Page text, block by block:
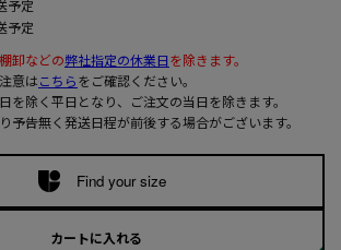
予定
予定
卸などの弊社指定の休業日を除きます。
意はこちらをご確認ください。
除く平日となり、ご注文の当日を除きます。
告無く発送日程が前後する場合がございます。
Find your size
カートに入れる